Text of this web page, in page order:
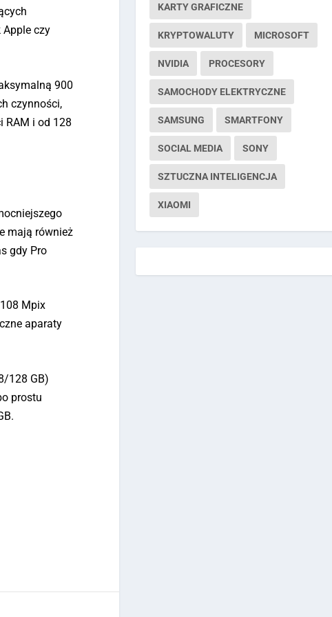
czy
900
czynności,
RAM i od 128
mają również
gdy Pro
Mpix
aparaty
128 GB)
prostu
KARTY GRAFICZNE
KRYPTOWALUTY MICROSOFT
NVIDIA PROCESORY
SAMOCHODY ELEKTRYCZNE
SAMSUNG SMARTFONY
SOCIAL MEDIA SONY
SZTUCZNA INTELIGENCJA
XIAOMI